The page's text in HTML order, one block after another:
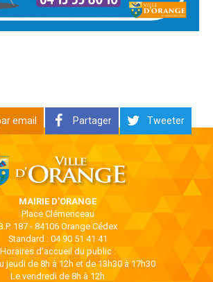
email Partager Tweeter
MAIRIE D'ORANGE
Place Clémenceau
187 - 84106 Orange Cédex
Standard : 04 90 51 41 41
Horaires d'accueil du public :
jeudi de 8h à 12h et de 13h30 à 17h30
Le vendredi de 8h à 12h